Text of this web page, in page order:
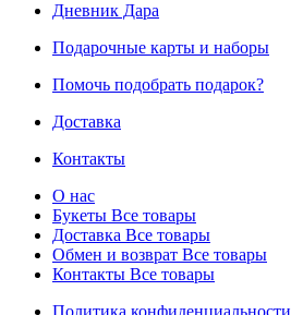
Дневник Дара
Подарочные карты и наборы
Помочь подобрать подарок?
Доставка
Контакты
О нас
Букеты Все товары
Доставка Все товары
Обмен и возврат Все товары
Контакты Все товары
Политика конфиденциальности